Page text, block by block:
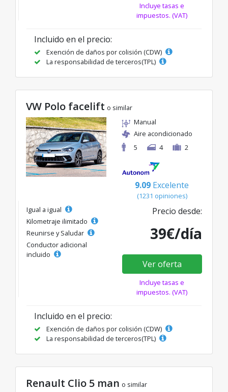
Incluye tasas e
impuestos. (VAT)
Incluido en el precio:
Exención de daños por colisión (CDW)
La responsabilidad de terceros(TPL)
VW Polo facelift o similar
Manual
Aire acondicionado
5
4 2
9.09 Excelente
(1231 opiniones)
Igual a igual
Kilometraje ilimitado
Reunirse y Saludar
Conductor adicional
incluido
Precio desde:
39€/día
Ver oferta
Incluye tasas e
impuestos. (VAT)
Incluido en el precio:
Exención de daños por colisión (CDW)
La responsabilidad de terceros(TPL)
Renault Clio 5 man o similar